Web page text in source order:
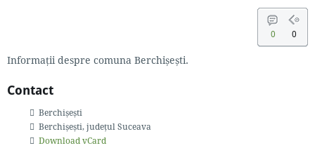
0 0
Informaţii despre comuna Berchișești.
Contact
Berchișești
Berchișești, județul Suceava
Download vCard